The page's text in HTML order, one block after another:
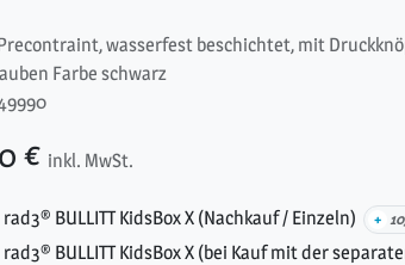
wasserfest beschichtet, mit
Farbe schwarz
€ inkl. MwSt.
BULLITT KidsBox X (Nachkauf / Einzeln) +
BULLITT KidsBox X (bei Kauf mit der